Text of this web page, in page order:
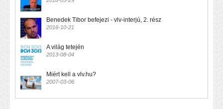
Benedek Tibor befejezi - vlv-interjú, 2. rész
2016-10-21
A világ tetején
2013-08-04
Miért kell a vlv.hu?
2007-03-06